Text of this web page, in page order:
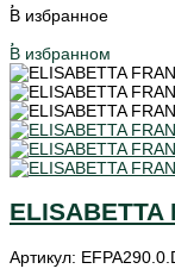
В избранное
В избранном
ELISABETTA
Артикул: